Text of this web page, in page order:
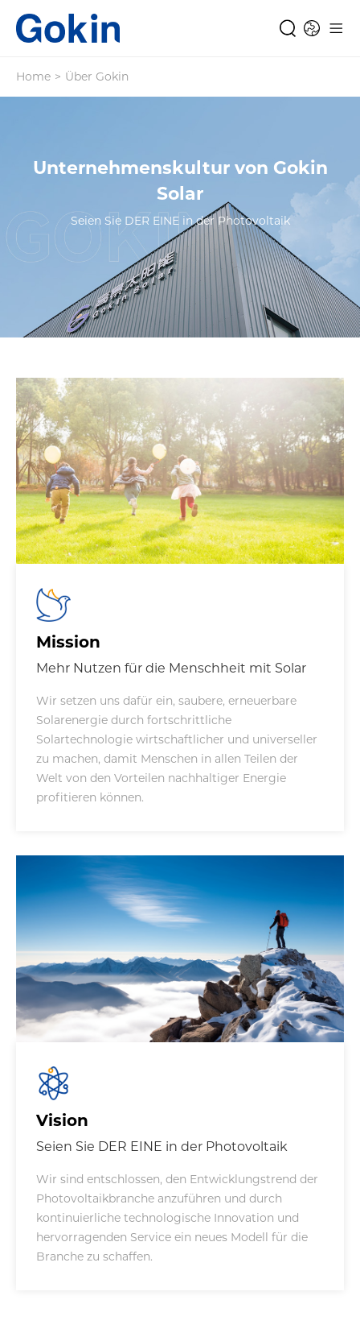
Home > Über Gokin
Unternehmenskultur von Gokin
Solar
Seien Sie DER EINE in der Photovoltaik
Mission
Mehr Nutzen für die Menschheit mit Solar
Wir setzen uns dafür ein, saubere, erneuerbare
Solarenergie durch fortschrittliche
Solartechnologie wirtschaftlicher und universeller
zu machen, damit Menschen in allen Teilen der
Welt von den Vorteilen nachhaltiger Energie
profitieren können.
Vision
Seien Sie DER EINE in der Photovoltaik
Wir sind entschlossen, den Entwicklungstrend der
Photovoltaikbranche anzuführen und durch
kontinuierliche technologische Innovation und
hervorragenden Service ein neues Modell für die
Branche zu schaffen.